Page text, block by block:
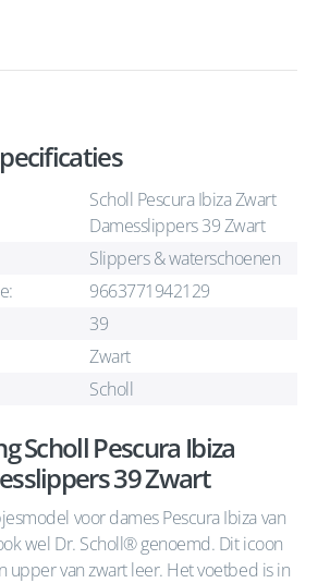
Scholl Pescura Ibiza Zwart
Damesslippers 39 Zwart
Slippers & waterschoenen
9663771942129
39
Zwart
Scholl
Scholl Pescura Ibiza
39 Zwart
voor dames Pescura Ibiza van
wel Dr. Scholl® genoemd. Dit icoon
upper van zwart leer. Het voetbed is in